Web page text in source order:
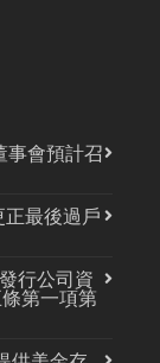
事會預計召
最後過戶
行公司資
第一項第